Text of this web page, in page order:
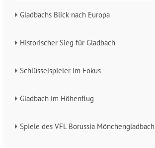
Gladbachs Blick nach Europa
Historischer Sieg für Gladbach
Schlüsselspieler im Fokus
Gladbach im Höhenflug
Spiele des VFL Borussia